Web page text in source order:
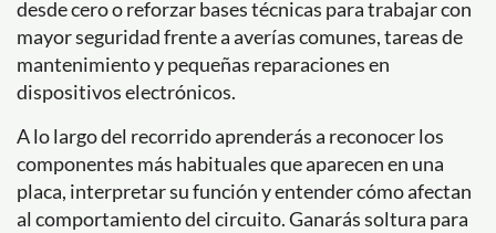
desde cero o reforzar bases técnicas para trabajar con
mayor seguridad frente a averías comunes, tareas de
mantenimiento y pequeñas reparaciones en
dispositivos electrónicos.
A lo largo del recorrido aprenderás a reconocer los
componentes más habituales que aparecen en una
placa, interpretar su función y entender cómo afectan
al comportamiento del circuito. Ganarás soltura para